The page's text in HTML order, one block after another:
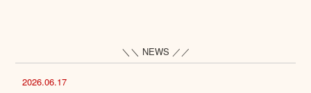
＼＼ NEWS ／／
2026.06.17